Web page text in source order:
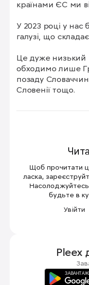
країнами ЄС ми
У 2023 році у нас
галузі, що
Це дуже
обходимо лише
позаду
Словенії тощо.
Щоб прочитати
ласка,
будьте в
Увійти
Pleex